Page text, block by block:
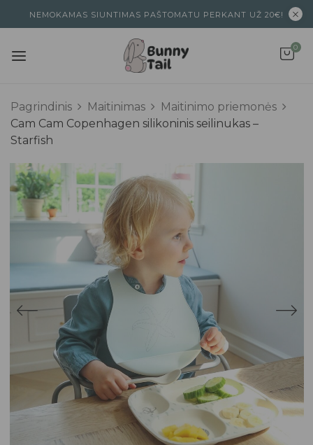
NEMOKAMAS SIUNTIMAS PAŠTOMATU PERKANT UŽ 20€!
0
Pagrindinis Maitinimas
Maitinimo priemonės
Cam Cam Copenhagen silikoninis seilinukas –
Starfish